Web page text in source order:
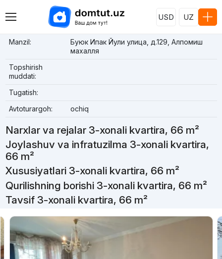
USD UZ
Manzil:
Буюк Ипак Йули улица, д.129, Алпомиш
махалля
Topshirish
muddati:
Tugatish:
Avtoturargoh:
ochiq
Narxlar va rejalar 3-xonali kvartira, 66 m²
Joylashuv va infratuzilma 3-xonali kvartira,
66 m²
Xususiyatlari 3-xonali kvartira, 66 m²
Qurilishning borishi 3-xonali kvartira, 66 m²
Tavsif 3-xonali kvartira, 66 m²